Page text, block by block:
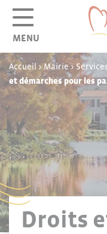
MENU
Accueil >Mairie>
et démarches pour les
Droits
Panneau de gestion des